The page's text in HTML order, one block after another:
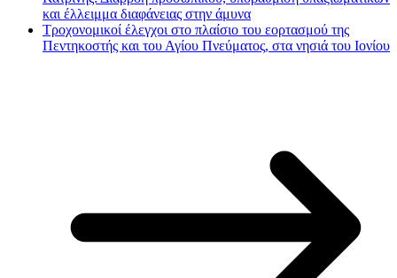
και έλλειμμα διαφάνειας στην άμυνα
Τροχονομικοί έλεγχοι στο πλαίσιο του εορτασμού της
Πεντηκοστής και του Αγίου Πνεύματος, στα νησιά του Ιονίου